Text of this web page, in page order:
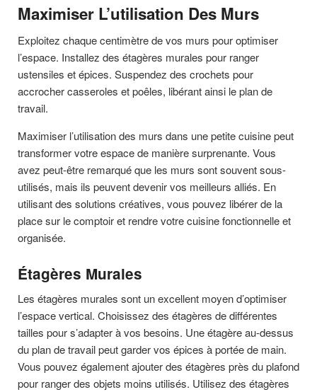
Maximiser L’utilisation Des Murs
Exploitez chaque centimètre de vos murs pour optimiser
l’espace. Installez des étagères murales pour ranger
ustensiles et épices. Suspendez des crochets pour
accrocher casseroles et poêles, libérant ainsi le plan de
travail.
Maximiser l’utilisation des murs dans une petite cuisine peut
transformer votre espace de manière surprenante. Vous
avez peut-être remarqué que les murs sont souvent sous-
utilisés, mais ils peuvent devenir vos meilleurs alliés. En
utilisant des solutions créatives, vous pouvez libérer de la
place sur le comptoir et rendre votre cuisine fonctionnelle et
organisée.
Étagères Murales
Les étagères murales sont un excellent moyen d’optimiser
l’espace vertical. Choisissez des étagères de différentes
tailles pour s’adapter à vos besoins. Une étagère au-dessus
du plan de travail peut garder vos épices à portée de main.
Vous pouvez également ajouter des étagères près du plafond
pour ranger des objets moins utilisés. Utilisez des étagères